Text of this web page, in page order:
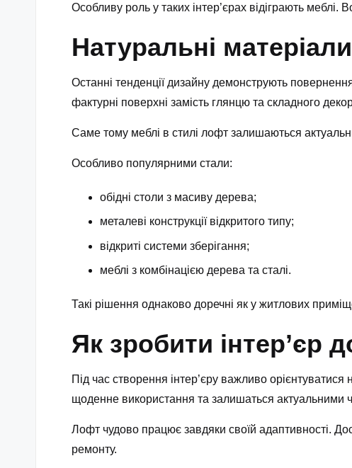
Особливу роль у таких інтер’єрах відіграють
Натуральні
Останні тенденції дизайну демонструють
фактурні поверхні замість глянцю та складного
Саме тому меблі в стилі лофт залишаються
Особливо популярними стали:
обідні столи з масиву дерева;
металеві конструкції відкритого типу;
відкриті системи зберігання;
меблі з комбінацією дерева та сталі.
Такі рішення однаково доречні як у житлових
Як зробити інтер’єр
Під час створення інтер’єру важливо
щоденне використання та залишаться актуальними
Лофт чудово працює завдяки своїй адаптивності.
ремонту.